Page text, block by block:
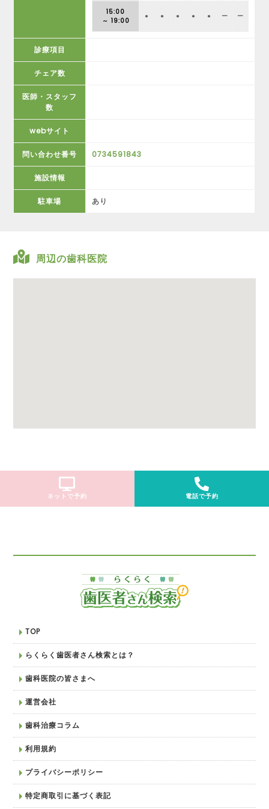
15:00
～ 19:00
● ● ● ● ● ー ー
診療項目
チェア数
医師・スタッフ
数
webサイト
問い合わせ番号 0734591843
施設情報
駐車場 あり
周辺の歯科医院
ネットで予約 電話で予約
TOP
らくらく歯医者さん検索とは？
歯科医院の皆さまへ
運営会社
歯科治療コラム
利用規約
プライバシーポリシー
特定商取引に基づく表記